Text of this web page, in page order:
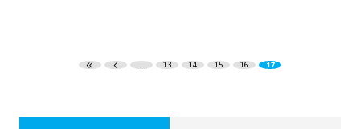
... 13 14 15 16 17